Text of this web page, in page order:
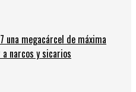
una megacárcel de máxima
narcos y sicarios